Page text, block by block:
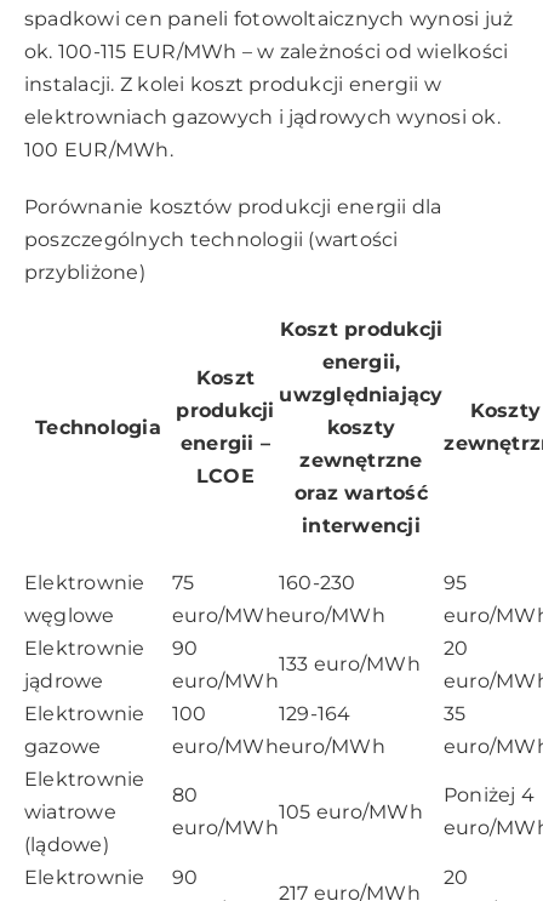
spadkowi cen paneli fotowoltaicznych wynosi już
ok. 100-115 EUR/MWh – w zależności od wielkości
instalacji. Z kolei koszt produkcji energii w
elektrowniach gazowych i jądrowych wynosi ok.
100 EUR/MWh.
Porównanie kosztów produkcji energii dla
poszczególnych technologii (wartości
przybliżone)
Technologia
Koszt
produkcji
energii –
LCOE
Koszt produkcji
energii,
uwzględniający
koszty
zewnętrzne
oraz wartość
interwencji
Koszty
Elektrownie
węglowe
75
euro/MWh
160-230
euro/MWh
95
euro/
Elektrownie
jądrowe
90
euro/MWh
133 euro/MWh
20
euro/
Elektrownie
gazowe
100
euro/MWh
129-164
euro/MWh
35
euro/
Elektrownie
wiatrowe
(lądowe)
80
euro/MWh
105 euro/MWh
Poniżej 4
euro/
Elektrownie
90
217 euro/MWh
20